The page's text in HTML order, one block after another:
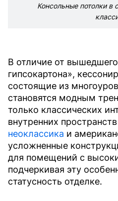
Консольные потолки в
В отличие от
гипсокартона»,
состоящие из
становятся модным
только классических
внутренних
неоклассика и
усложненные
для помещений с
подчеркивая эту
статусность отделке.